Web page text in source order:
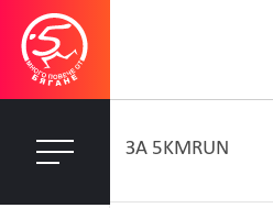
ЗA 5KMRUN